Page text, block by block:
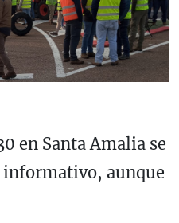
en Santa Amalia se
aunque